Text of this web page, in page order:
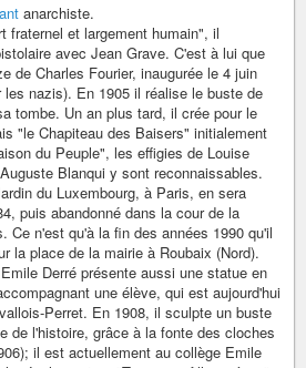
anarchiste.
fraternel et largement humain", il
avec Jean Grave. C'est à lui que
de Charles Fourier, inaugurée le 4 juin
les nazis). En 1905 il réalise le buste de
tombe. Un an plus tard, il crée pour le
"le Chapiteau des Baisers" initialement
du Peuple", les effigies de Louise
Blanqui y sont reconnaissables.
du Luxembourg, à Paris, en sera
puis abandonné dans la cour de la
Ce n'est qu'à la fin des années 1990 qu'il
la place de la mairie à Roubaix (Nord).
Derré présente aussi une statue en
une élève, qui est aujourd'hui
Perret. En 1908, il sculpte un buste
de l'histoire, grâce à la fonte des cloches
il est actuellement au collège Emile